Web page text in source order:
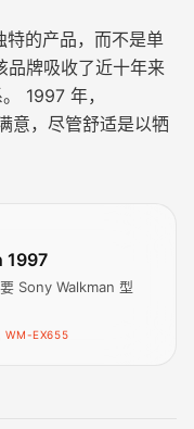
的产品，而不是单
品牌吸收了近十年来
1997 年，
意，尽管舒适是以牺
1997
Sony Walkman 型
WM-EX655